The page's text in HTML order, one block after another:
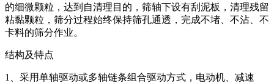
的细微颗粒，达到自清理目的，筛轴下设有刮泥板，清理残留
粘黏颗粒，筛分过程始终保持筛孔通透，完成不堵、不沾、不
卡料的筛分作业。
结构及特点
1、采用单轴驱动或多轴链条组合驱动方式，电动机、减速